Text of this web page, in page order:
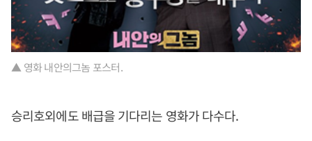
▲ 영화 내안의그놈 포스터.
승리호외에도 배급을 기다리는 영화가 다수다.